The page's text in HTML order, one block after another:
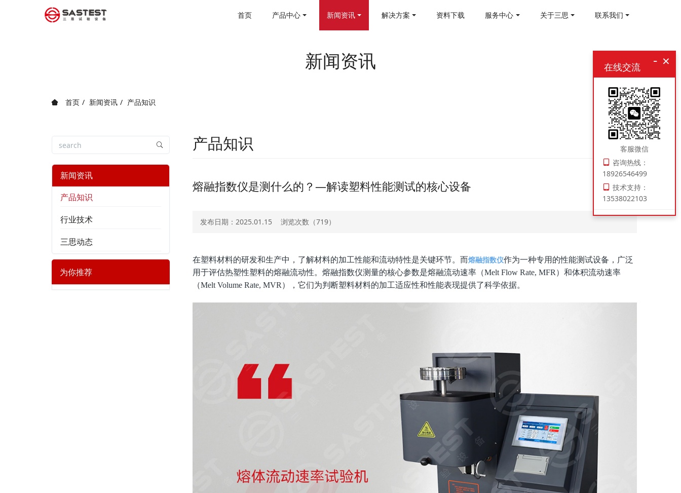
首页 产品中心 新闻资讯 解决方案 资料下载 服务中心 关于三思 联系我们
新闻资讯
首页 新闻资讯 产品知识
产品知识
熔融指数仪是测什么的？—解读塑料性能测试的核心设备
发布日期：2025.01.15 浏览次数（719）
在塑料材料的研发和生产中，了解材料的加工性能和流动特性是关键环节。而熔融指数仪作为一种专用的性能测试设备，广泛
用于评估热塑性塑料的熔融流动性。熔融指数仪测量的核心参数是熔融流动速率（Melt Flow Rate, MFR）和体积流动速率
（Melt Volume Rate, MVR），它们为判断塑料材料的加工适应性和性能表现提供了科学依据。
新闻资讯
产品知识
行业技术
三思动态
为你推荐
×
-
在线交流
客服微信
咨询热线：
18926546499
技术支持：
13538022103